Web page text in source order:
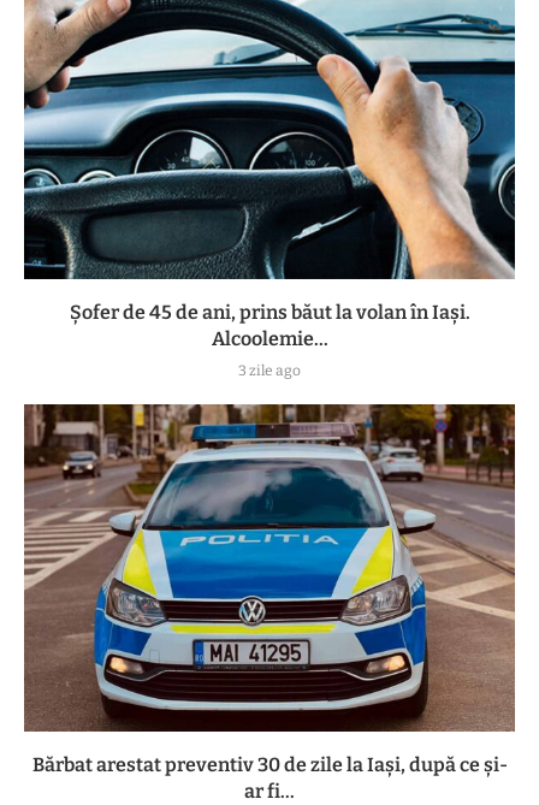
Șofer de 45 de ani, prins băut la volan în Iași.
Alcoolemie...
3 zile ago
Bărbat arestat preventiv 30 de zile la Iași, după ce și-
ar fi...